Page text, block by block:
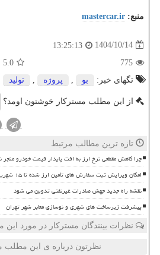
منبع: mastercar.ir
1404/10/14
13:25:13
775
5.0
تگهای خبر:
بو پروژه تولید
از این مطلب مسترکار خوشتون اومد؟
تازه ترین مطالب مرتبط
چرا کاهش مقطعی نرخ ارز به افت پایدار قیمت خودرو
امکان ویرایش ثبت سفارش های تأمین ارز شده تا ۱۵ شهریور
نقشه راه جدید جهش صادرات غیرنفتی تدوین می شود
پیشرفت زیرساخت های شهری و نوسازی معابر شهر تهران
نظرات بینندگان مسترکار در مورد
نظرتون درباره ی این مطلب